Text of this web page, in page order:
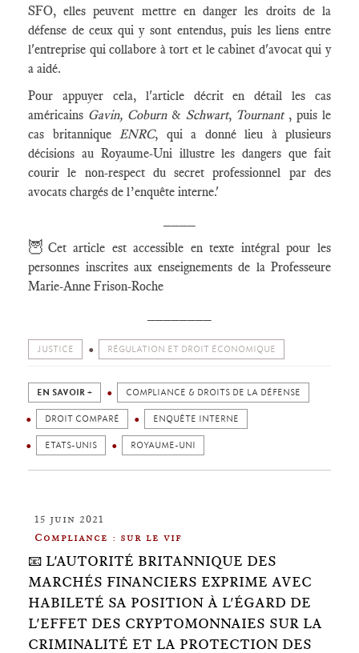
SFO, elles peuvent mettre en danger les droits de la
défense de ceux qui y sont entendus, puis les liens entre
l'entreprise qui collabore à tort et le cabinet d'avocat qui y
a aidé.
Pour appuyer cela, l'article décrit en détail les cas
américains Gavin, Coburn & Schwart, Tournant, puis le
cas britannique ENRC, qui a donné lieu à plusieurs
décisions au Royaume-Uni illustre les dangers que fait
courir le non-respect du secret professionnel par des
avocats chargés de l’enquête interne.'
🦉 Cet article est accessible en texte intégral pour les
personnes inscrites aux enseignements de la Professeure
Marie-Anne Frison-Roche
JUSTICE RÉGULATION ET DROIT ÉCONOMIQUE
EN SAVOIR + COMPLIANCE & DROITS DE LA DÉFENSE
DROIT COMPARÉ ENQUÊTE INTERNE
ETATS-UNIS ROYAUME-UNI
15 juin 2021
Compliance : sur le vif
📧 L'AUTORITÉ BRITANNIQUE DES
MARCHÉS FINANCIERS EXPRIME AVEC
HABILETÉ SA POSITION À L'ÉGARD DE
L'EFFET DES CRYPTOMONNAIES SUR LA
CRIMINALITÉ ET LA PROTECTION DES